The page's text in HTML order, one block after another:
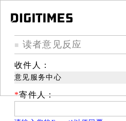
■ 读者意见反应
收件人：
意见服务中心
*寄件人：